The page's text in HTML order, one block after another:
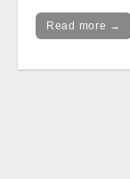
Read more →